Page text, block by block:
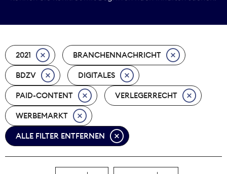
Marktdaten
Nachhaltigkeit
Nachwuchs
Nova Award
Pressefreiheit
Print
2021 BRANCHENNACHRICHT
BDZV DIGITALES
PAID-CONTENT VERLEGERRECHT
WERBEMARKT
ALLE FILTER ENTFERNEN